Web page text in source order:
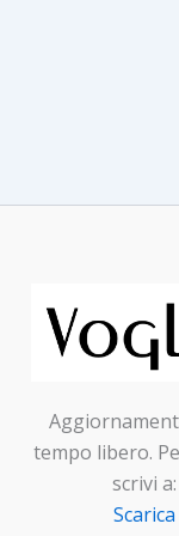
tempo libero.
scrivi